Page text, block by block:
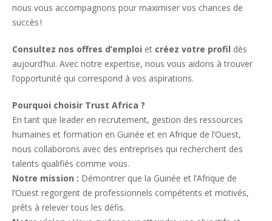
nous vous accompagnons pour maximiser vos chances de
succès !
Consultez nos offres d’emploi et créez votre profil dès
aujourd’hui. Avec notre expertise, nous vous aidons à trouver
l’opportunité qui correspond à vos aspirations.
Pourquoi choisir Trust Africa ?
En tant que leader en recrutement, gestion des ressources
humaines et formation en Guinée et en Afrique de l’Ouest,
nous collaborons avec des entreprises qui recherchent des
talents qualifiés comme vous.
Notre mission : Démontrer que la Guinée et l’Afrique de
l’Ouest regorgent de professionnels compétents et motivés,
prêts à relever tous les défis.